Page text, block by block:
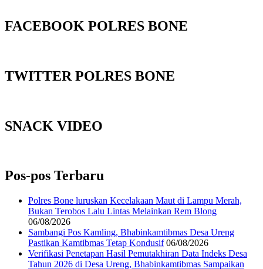
FACEBOOK POLRES BONE
TWITTER POLRES BONE
SNACK VIDEO
Pos-pos Terbaru
Polres Bone luruskan Kecelakaan Maut di Lampu Merah,
Bukan Terobos Lalu Lintas Melainkan Rem Blong
06/08/2026
Sambangi Pos Kamling, Bhabinkamtibmas Desa Ureng
Pastikan Kamtibmas Tetap Kondusif 06/08/2026
Verifikasi Penetapan Hasil Pemutakhiran Data Indeks Desa
Tahun 2026 di Desa Ureng, Bhabinkamtibmas Sampaikan